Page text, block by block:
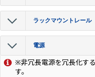
ラックマウントレール
電源
※非冗長電源を冗長化す
す。